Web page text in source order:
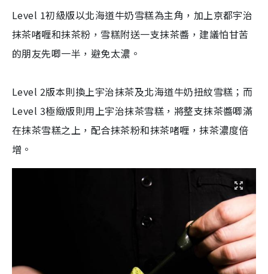
Level 1初級版以北海道牛奶雪糕為主角，加上京都宇治
抹茶啫喱和抹茶粉，雪糕附送一支抹茶醬，建議怕甘苦
的朋友先唧一半，避免太濃。
Level 2版本則換上宇治抹茶及北海道牛奶扭紋雪糕；而
Level 3極緻版則用上宇治抹茶雪糕，將整支抹茶醬唧滿
在抹茶雪糕之上，配合抹茶粉和抹茶啫喱，抹茶濃度倍
增。